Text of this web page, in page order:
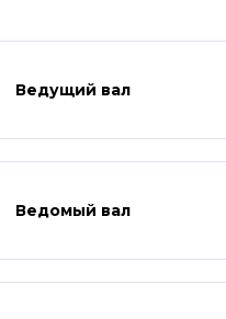
Ведущий вал
Ведомый вал